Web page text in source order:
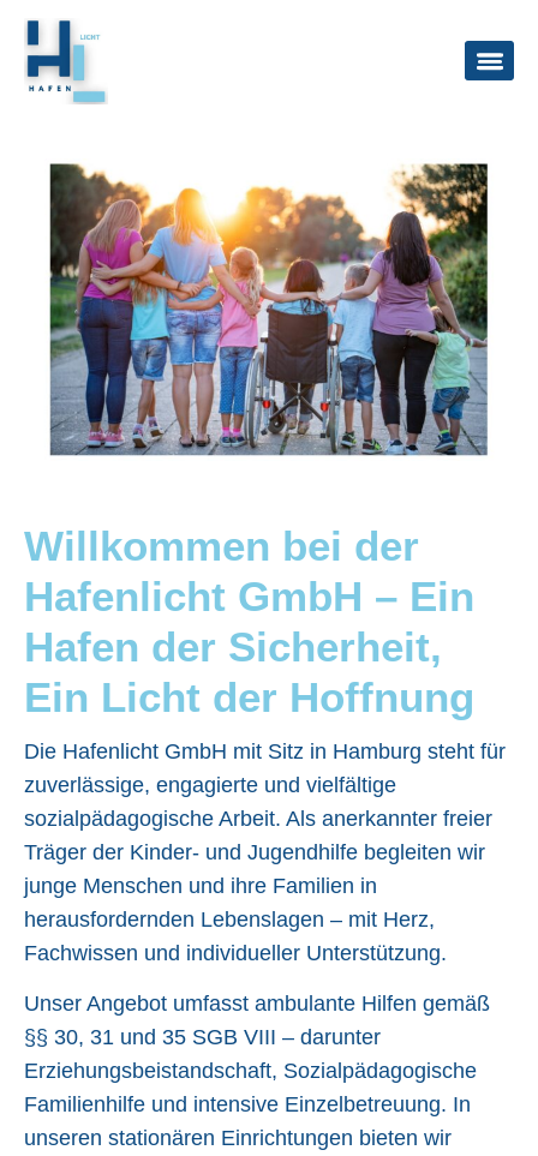
Willkommen bei der
Hafenlicht GmbH – Ein
Hafen der Sicherheit,
Ein Licht der Hoffnung
Die Hafenlicht GmbH mit Sitz in Hamburg steht für
zuverlässige, engagierte und vielfältige
sozialpädagogische Arbeit. Als anerkannter freier
Träger der Kinder- und Jugendhilfe begleiten wir
junge Menschen und ihre Familien in
herausfordernden Lebenslagen – mit Herz,
Fachwissen und individueller Unterstützung.
Unser Angebot umfasst ambulante Hilfen gemäß
§§ 30, 31 und 35 SGB VIII – darunter
Erziehungsbeistandschaft, Sozialpädagogische
Familienhilfe und intensive Einzelbetreuung. In
unseren stationären Einrichtungen bieten wir